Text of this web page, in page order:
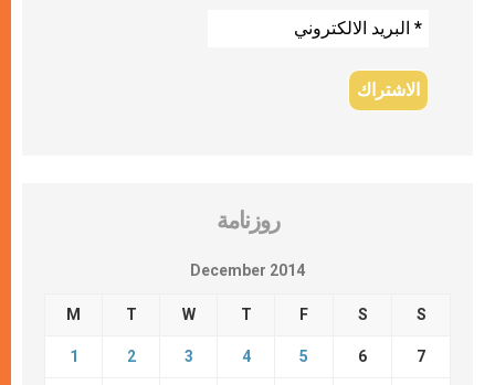
روزنامة
December 2014
M T W T F S S
1 2 3 4 5 6 7